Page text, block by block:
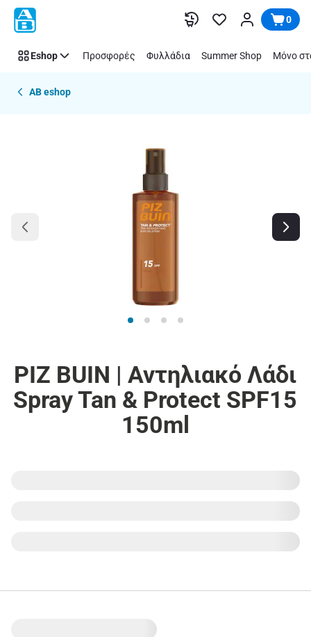
Παράλειψη 0
Eshop Προσφορές Φυλλάδια Summer Shop Μόνο
AB eshop
PIZ BUIN | Αντηλιακό Λάδι
Spray Tan & Protect SPF15
150ml